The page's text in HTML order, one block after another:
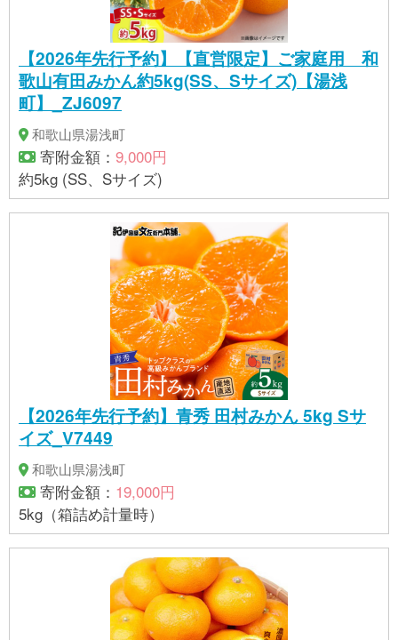
【2026年先行予約】【直営限定】ご家庭用 和
歌山有田みかん約5kg(SS、Sサイズ)【湯浅
町】_ZJ6097
和歌山県湯浅町
寄附金額： 9,000円
約5kg (SS、Sサイズ)
【2026年先行予約】青秀 田村みかん 5kg Sサ
イズ_V7449
和歌山県湯浅町
寄附金額： 19,000円
5kg（箱詰め計量時）